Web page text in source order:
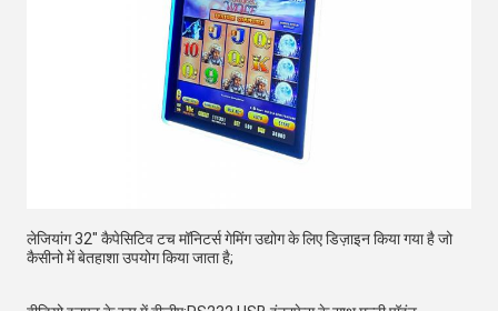
लेजियांग 32" कैपेसिटिव टच मॉनिटर्स गेमिंग उद्योग के लिए डिज़ाइन किया गया है जो
कैसीनो में बेतहाशा उपयोग किया जाता है;